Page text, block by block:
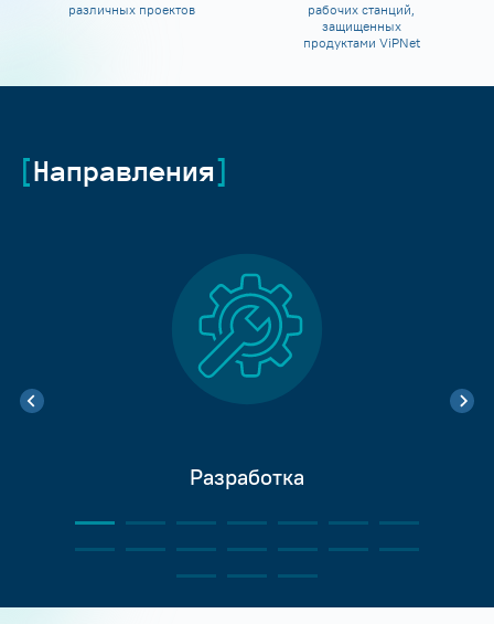
различных проектов
рабочих станций,
защищенных
продуктами ViPNet
Направления
Разработка